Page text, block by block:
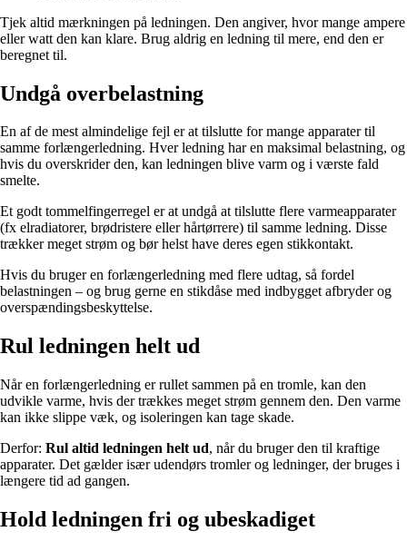
Tjek altid mærkningen på ledningen. Den angiver, hvor mange ampere
eller watt den kan klare. Brug aldrig en ledning til mere, end den er
beregnet til.
Undgå overbelastning
En af de mest almindelige fejl er at tilslutte for mange apparater til
samme forlængerledning. Hver ledning har en maksimal belastning, og
hvis du overskrider den, kan ledningen blive varm og i værste fald
smelte.
Et godt tommelfingerregel er at undgå at tilslutte flere varmeapparater
(fx elradiatorer, brødristere eller hårtørrere) til samme ledning. Disse
trækker meget strøm og bør helst have deres egen stikkontakt.
Hvis du bruger en forlængerledning med flere udtag, så fordel
belastningen – og brug gerne en stikdåse med indbygget afbryder og
overspændingsbeskyttelse.
Rul ledningen helt ud
Når en forlængerledning er rullet sammen på en tromle, kan den
udvikle varme, hvis der trækkes meget strøm gennem den. Den varme
kan ikke slippe væk, og isoleringen kan tage skade.
Derfor: Rul altid ledningen helt ud, når du bruger den til kraftige
apparater. Det gælder især udendørs tromler og ledninger, der bruges i
længere tid ad gangen.
Hold ledningen fri og ubeskadiget